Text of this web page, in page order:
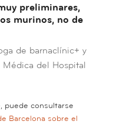
preliminares,
murinos, no de
de barnaclínic+ y
del Hospital
puede consultarse
Barcelona sobre el